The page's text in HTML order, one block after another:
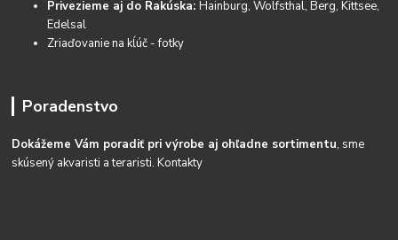
Privezieme aj do Rakúska:Hainburg, Wolfsthal, Berg, Kittsee,
Edelsal
Zriaďovanie na kĺúč - fotky
Poradenstvo
Dokážeme Vám poradiť pri výrobe aj ohľadne sortimentu, sme
skúsený akvaristi a teraristi.Kontakty